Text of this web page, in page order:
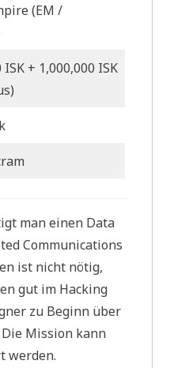
(EM /
ISK + 1,000,000 ISK
man einen Data
Communications
ist nicht nötig,
gut im Hacking
zu Beginn über
Mission kann
werden.